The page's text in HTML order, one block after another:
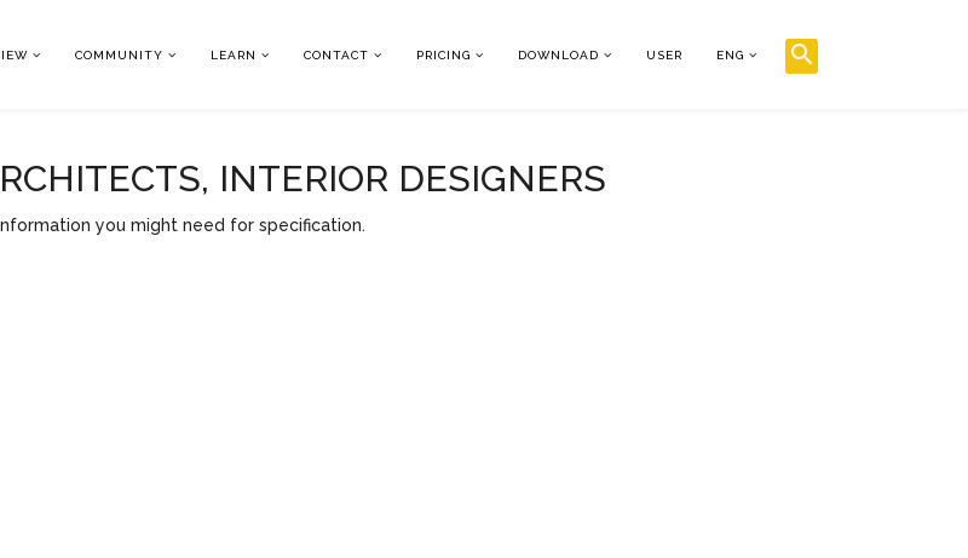
COMMUNITY LEARN CONTACT PRICING DOWNLOAD USER ENG
INTERIOR DESIGNERS
you might need for specification.